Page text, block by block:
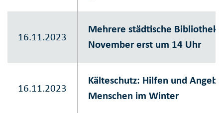
16.11.2023
Mehrere städtische
November erst um 14 Uhr
16.11.2023
Kälteschutz: Hilfen und
Menschen im Winter